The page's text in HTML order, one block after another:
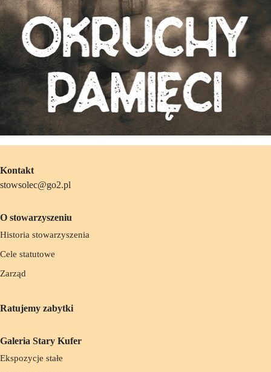
Kontakt
stowsolec@go2.pl
O stowarzyszeniu
Historia stowarzyszenia
Cele statutowe
Zarząd
Ratujemy zabytki
Galeria Stary Kufer
Ekspozycje stałe